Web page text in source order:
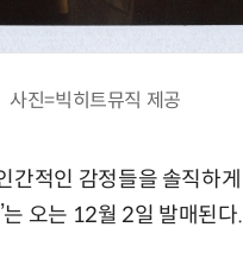
사진=빅히트뮤직 제공
간적인 감정들을 솔직하
는 오는 12월 2일 발매된다.